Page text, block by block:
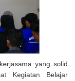
yang solid
Kegiatan Belajar